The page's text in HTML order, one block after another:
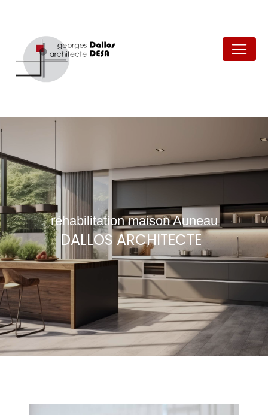
réhabilitation maison Auneau
DALLOS ARCHITECTE